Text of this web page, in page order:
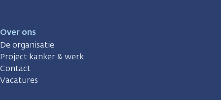
Over ons
De organisatie
Project kanker & werk
Contact
Vacatures